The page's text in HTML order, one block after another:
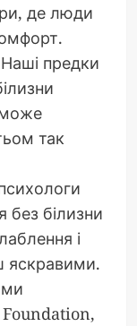
де люди
Наші предки
так
білизни
і
яскравими.
Foundation,